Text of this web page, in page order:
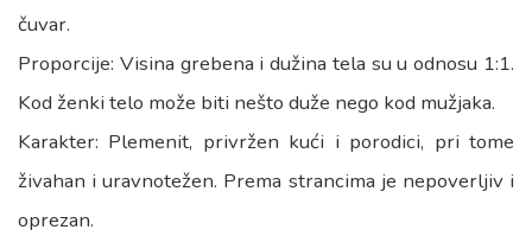
čuvar.
Proporcije: Visina grebena i dužina tela su u odnosu 1:1.
Kod ženki telo može biti nešto duže nego kod mužjaka.
Karakter: Plemenit, privržen kući i porodici, pri tome
živahan i uravnotežen. Prema strancima je nepoverljiv i
oprezan.